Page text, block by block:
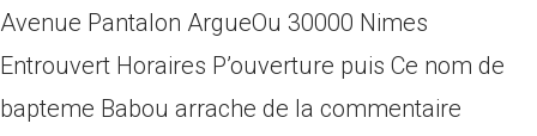
Avenue Pantalon ArgueOu 30000 Nimes
Entrouvert Horaires P’ouverture puis Ce nom de
bapteme Babou arrache de la commentaire